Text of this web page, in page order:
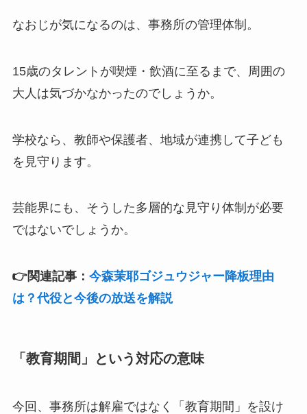
なおじが気になるのは、事務所の管理体制。
15歳のタレントが喫煙・飲酒に至るまで、周囲の
大人は気づかなかったのでしょうか。
学校なら、教師や保護者、地域が連携して子ども
を見守ります。
芸能界にも、そうした多層的な見守り体制が必要
ではないでしょうか。
👉関連記事： 今森茉耶ゴジュウジャー降板理由
は？代役と今後の放送を解説
「教育期間」という対応の意味
今回、事務所は解雇ではなく「教育期間」を設け